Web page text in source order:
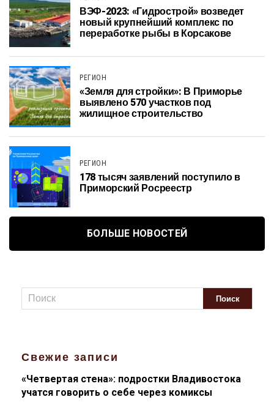
ВЭФ-2023: «Гидрострой» возведет
новый крупнейший комплекс по
переработке рыбы в Корсакове
РЕГИОН
«Земля для стройки»: В Приморье
выявлено 570 участков под
жилищное строительство
РЕГИОН
178 тысяч заявлений поступило в
Приморский Росреестр
БОЛЬШЕ НОВОСТЕЙ
Свежие записи
«Четвертая стена»: подростки Владивостока
учатся говорить о себе через комиксы